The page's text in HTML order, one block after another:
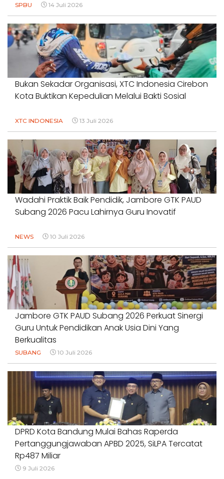
SPBU 14 Juli 2026
Bukan Sekadar Organisasi, XTC Indonesia Cirebon
Kota Buktikan Kepedulian Melalui Bakti Sosial
XTC INDONESIA 13 Juli 2026
Wadahi Praktik Baik Pendidik, Jambore GTK PAUD
Subang 2026 Pacu Lahirnya Guru Inovatif
NEWS 10 Juli 2026
Jambore GTK PAUD Subang 2026 Perkuat Sinergi
Guru Untuk Pendidikan Anak Usia Dini Yang
Berkualitas
SUBANG 10 Juli 2026
DPRD Kota Bandung Mulai Bahas Raperda
Pertanggungjawaban APBD 2025, SiLPA Tercatat
Rp487 Miliar
9 Juli 2026